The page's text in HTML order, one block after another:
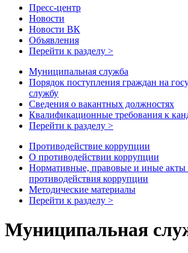
Пресс-центр
Новости
Новости ВК
Объявления
Перейти к разделу >
Муниципальная служба
Порядок поступления граждан на
службу
Сведения о вакантных должностях
Квалификационные требования к
Перейти к разделу >
Противодействие коррупции
О противодействии коррупции
Нормативные, правовые и иные акты
противодействия коррупции
Методические материалы
Перейти к разделу >
Муниципальная